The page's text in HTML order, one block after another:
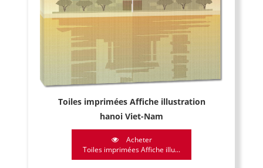
Toiles imprimées Affiche illustration
hanoi Viet-Nam
Acheter
Toiles imprimées Affiche illu...